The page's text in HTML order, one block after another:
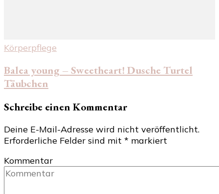
Körperpflege
Balea young – Sweetheart! Dusche Turtel
Täubchen
Schreibe einen Kommentar
Deine E-Mail-Adresse wird nicht veröffentlicht.
Erforderliche Felder sind mit * markiert
Kommentar